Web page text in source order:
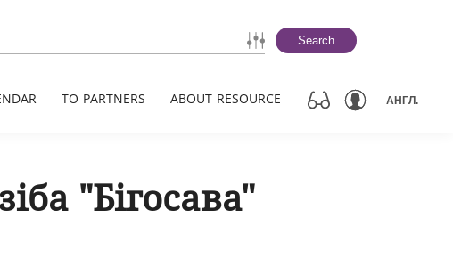
Search
TO PARTNERS ABOUT RESOURCE АНГЛ.
"Бігосава"